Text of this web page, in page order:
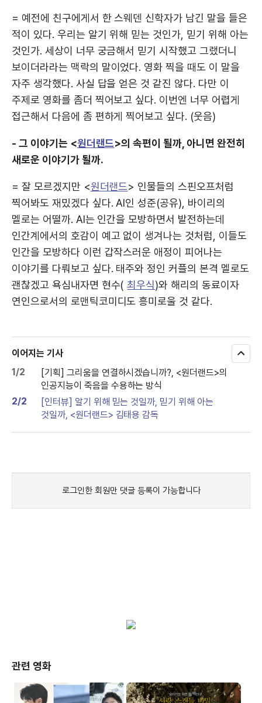
= 예전에 친구에게서 한 스웨덴 신학자가 남긴 말을 들은
적이 있다. 우리는 알기 위해 믿는 것인가, 믿기 위해 아는
것인가. 세상이 너무 궁금해서 믿기 시작했고 그랬더니
보이더라라는 맥락의 말이었다. 영화 찍을 때도 이 말을
자주 생각했다. 사실 답을 얻은 것 같진 않다. 다만 이
주제로 영화를 좀더 찍어보고 싶다. 이번엔 너무 어렵게
접근해서 다음에 좀 편하게 찍어보고 싶다. (웃음)
- 그 이야기는 <원더랜드>의 속편이 될까, 아니면 완전히
새로운 이야기가 될까.
= 잘 모르겠지만 <원더랜드> 인물들의 스핀오프처럼
찍어봐도 재밌겠다 싶다. AI인 성준(공유), 바이리의
멜로는 어떨까. AI는 인간을 모방하면서 발전하는데
인간계에서의 호감이 예고 없이 생겨나는 것처럼, 이들도
인간을 모방하다 이런 갑작스러운 애정이 피어나는
이야기를 다뤄보고 싶다. 태주와 정인 커플의 본격 멜로도
괜찮겠고 욕심내자면 현수( 최우식)와 해리의 동료이자
연인으로서의 로맨틱코미디도 흥미로울 것 같다.
이어지는 기사
1/2
[기획] 그리움을 연결하시겠습니까?, <원더랜드>의
인공지능이 죽음을 수용하는 방식
2/2
[인터뷰] 알기 위해 믿는 것일까, 믿기 위해 아는
것일까, <원더랜드> 김태용 감독
모
관련 영화